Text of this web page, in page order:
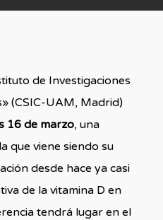
de Investigaciones
(CSIC-UAM, Madrid)
16 de marzo, una
que viene siendo su
desde hace ya casi
de la vitamina D en
tendrá lugar en el